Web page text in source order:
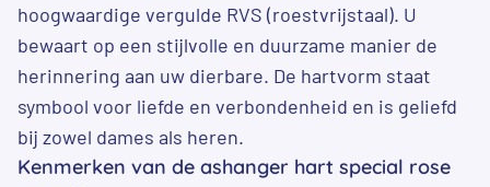
hoogwaardige vergulde RVS (roestvrijstaal). U
bewaart op een stijlvolle en duurzame manier de
herinnering aan uw dierbare. De hartvorm staat
symbool voor liefde en verbondenheid en is geliefd
bij zowel dames als heren.
Kenmerken van de ashanger hart special rose